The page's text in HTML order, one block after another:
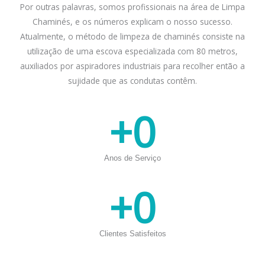
Por outras palavras, somos profissionais na área de Limpa
Chaminés, e os números explicam o nosso sucesso.
Atualmente, o método de limpeza de chaminés consiste na
utilização de uma escova especializada com 80 metros,
auxiliados por aspiradores industriais para recolher então a
sujidade que as condutas contêm.
Anos de Serviço
+0
Clientes Satisfeitos
+0